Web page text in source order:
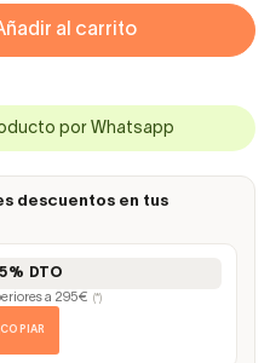
al carrito
por Whatsapp
descuentos en tus
DTO
a 295€ (*)
COPIAR